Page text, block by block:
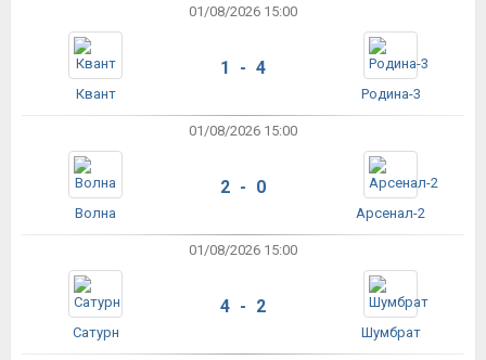
01/08/2026 15:00
Квант
1 - 4
Родина-3
01/08/2026 15:00
Волна
2 - 0
Арсенал-2
01/08/2026 15:00
Сатурн
4 - 2
Шумбрат